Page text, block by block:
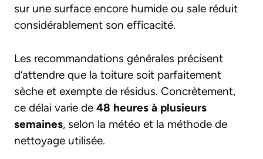
sur une surface encore humide ou sale réduit
considérablement son efficacité.
Les recommandations générales précisent
d’attendre que la toiture soit parfaitement
sèche et exempte de résidus. Concrètement,
ce délai varie de 48 heures à plusieurs
semaines, selon la météo et la méthode de
nettoyage utilisée.